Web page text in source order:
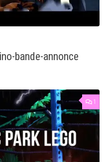
bande-annonce
1